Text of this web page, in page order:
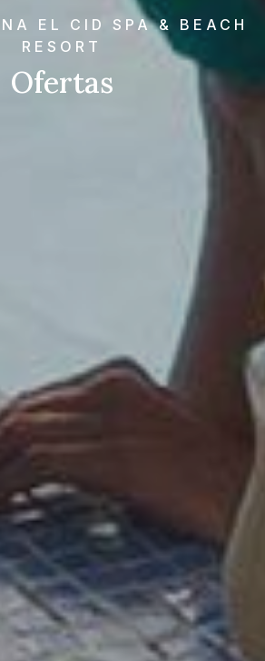
EL CID SPA & BEACH
RESORT
Ofertas